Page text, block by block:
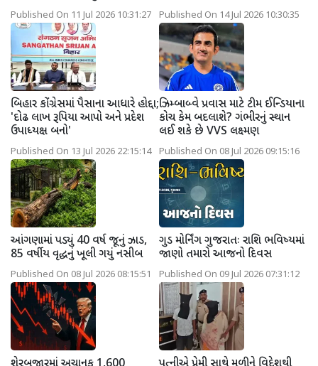
Published On 11 Jul 2026 10:31:27 Published On 14 Jul 2026 10:30:35
બિહાર કોંગ્રેસમાં પૈસાના આધારે હોદ્દા;
'દોઢ લાખ રૂપિયા આપો અને પ્રદેશ
ઉપાધ્યક્ષ બનો'
Published On 13 Jul 2026 22:15:14
ઝિમ્બાબ્વે પ્રવાસ માટે ટીમ ઈન્ડિયાના
કોચ કેમ બદલાશે? ગંભીરનું સ્થાન
લઈ શકે છે VVS લક્ષ્મણ
Published On 08 Jul 2026 09:15:16
આંગણામાં પડ્યું 40 વર્ષ જૂનું ઝાડ,
85 વર્ષીય વૃદ્ધનું ખૂલી ગયું નસીબ
Published On 08 Jul 2026 08:15:51
ગુડ મોર્નિંગ ગુજરાતઃ રાશિ ભવિષ્યમાં
જાણો તમારો આજનો દિવસ
Published On 09 Jul 2026 07:31:12